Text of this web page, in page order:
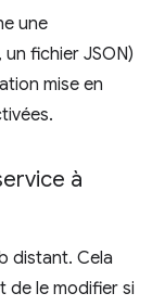
une
fichier JSON)
mise en
à
distant. Cela
de le modifier si